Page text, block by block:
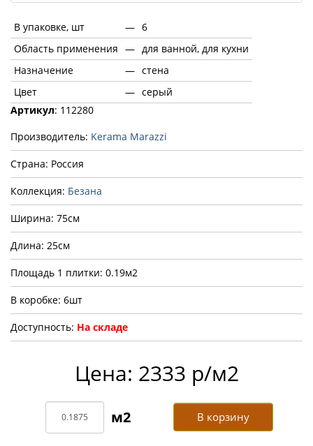
В упаковке, шт — 6
Область применения — для ванной, для кухни
Назначение
— стена
Цвет
— серый
Артикул: 112280
Производитель: Kerama Marazzi
Страна: Россия
Коллекция: Безана
Ширина: 75см
Длина: 25см
Площадь 1 плитки: 0.19м2
В коробке: 6шт
Доступность: На складе
Цена: 2333 р/м2
В корзину